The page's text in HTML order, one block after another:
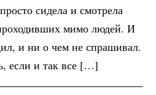
сидела и смотрела
мимо людей. И
и ни о чем не спрашивал.
если и так все […]